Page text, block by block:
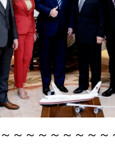
～～～～～～～～～